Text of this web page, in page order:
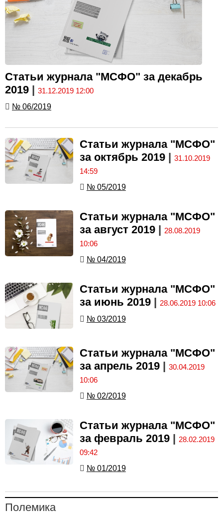
Статьи журнала "МСФО" за декабрь
2019
31.12.2019 12:00
№ 06/2019
Статьи журнала "МСФО"
за октябрь 2019|
31.10.2019
14:59
№ 05/2019
Статьи журнала "МСФО"
за август 2019|
28.08.2019
10:06
№ 04/2019
Статьи журнала "МСФО"
за июнь 2019|
28.06.2019 10:06
№ 03/2019
Статьи журнала "МСФО"
за апрель 2019| 30.04.2019
10:06
№ 02/2019
Статьи журнала "МСФО"
за февраль 2019| 28.02.2019
09:42
№ 01/2019
Полемика